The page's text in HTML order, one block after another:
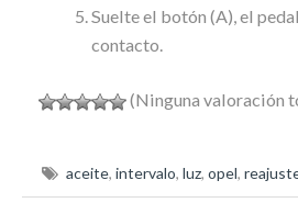
Suelte el botón (A), el
contacto.
(Ninguna valoración
aceite, intervalo, luz, opel,